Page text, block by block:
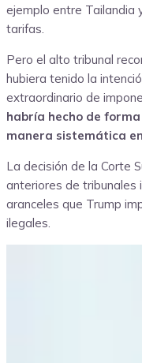
ejemplo entre Tailandia
tarifas.
Pero el alto tribunal
hubiera tenido la
extraordinario de
habría hecho de
manera sistemática
La decisión de la Corte
anteriores de tribunales
aranceles que Trump
ilegales.